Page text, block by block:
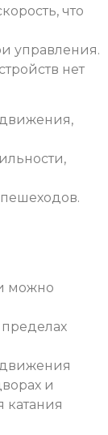
что
управления.
нет
можно
движения
и
катания